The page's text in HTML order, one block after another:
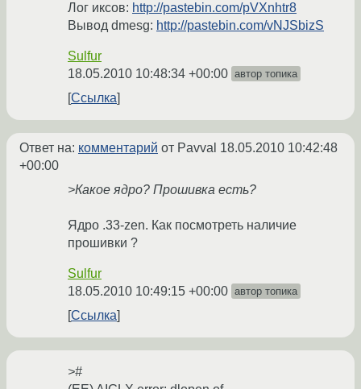
Лог иксов: http://pastebin.com/pVXnhtr8
Вывод dmesg: http://pastebin.com/vNJSbizS
Sulfur
18.05.2010 10:48:34 +00:00 автор топика
Ссылка
Ответ на: комментарий от Pavval 18.05.2010 10:42:48
+00:00
>Какое ядро? Прошивка есть?
Ядро .33-zen. Как посмотреть наличие
прошивки ?
Sulfur
18.05.2010 10:49:15 +00:00 автор топика
Ссылка
>#